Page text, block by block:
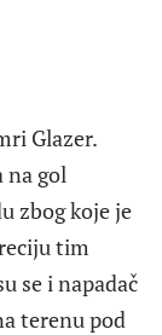
Glazer.
na gol
zbog koje je
tim
se i napadač
terenu pod